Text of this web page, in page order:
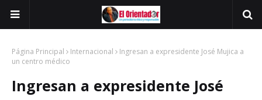
Página Principal Internacional
Ingresan a expresidente José Mujica a
un centro médico
Ingresan a expresidente José